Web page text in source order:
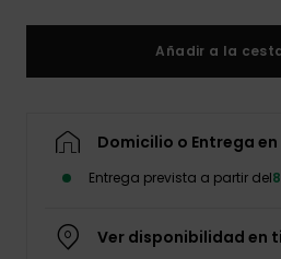
Añadir a la
Domicilio o Entrega
Entrega prevista a partir del
Ver disponibilidad en